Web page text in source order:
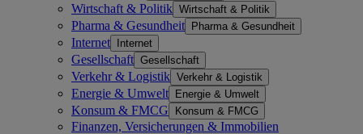
Wirtschaft & Politik Wirtschaft & Politik
Pharma & Gesundheit Pharma & Gesundheit
Internet Internet
Gesellschaft Gesellschaft
Verkehr & Logistik Verkehr & Logistik
Energie & Umwelt Energie & Umwelt
Konsum & FMCG Konsum & FMCG
Finanzen, Versicherungen & Immobilien